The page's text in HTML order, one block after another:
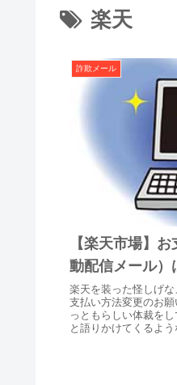
楽天
詐欺メール
【楽天市場】
動配信メール）
楽天を装った怪しげ
支払い方法変更のお
っともらしい体裁を
と語りかけてくるよ